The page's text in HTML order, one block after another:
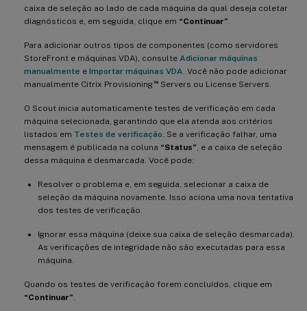
caixa de seleção ao lado de cada máquina da qual deseja coletar
diagnósticos e, em seguida, clique em “Continuar”
Para adicionar outros tipos de componentes (como servidores
StoreFront e máquinas VDA), consulte Adicionar máquinas
manualmente e Importar máquinas VDA . Você não pode adicionar
manualmente Citrix Provisioning™Servers ou License Servers.
O Scout inicia automaticamente testes de verificação em cada
máquina selecionada, garantindo que ela atenda aos critérios
listados em Testes de verificação . Se a verificação falhar, uma
mensagem é publicada na coluna “Status” , e a caixa de seleção
dessa máquina é desmarcada. Você pode:
Resolver o problema e, em seguida, selecionar a caixa de
seleção da máquina novamente. Isso aciona uma nova tentativa
dos testes de verificação.
Ignorar essa máquina (deixe sua caixa de seleção desmarcada).
As verificações de integridade não são executadas para essa
máquina.
Quando os testes de verificação forem concluídos, clique em
“Continuar”